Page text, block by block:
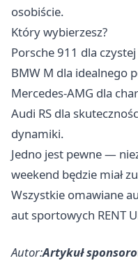
osobiście.
Który wybierzesz?
Porsche 911 dla
BMW M dla idealnego
Mercedes-AMG dla
Audi RS dla
dynamiki.
Jedno jest pewne —
weekend będzie miał
Wszystkie omawiane
aut sportowych RENT
Autor:Artykuł